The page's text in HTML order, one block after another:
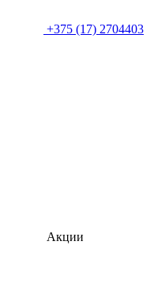
+375 (17) 2704403
Акции